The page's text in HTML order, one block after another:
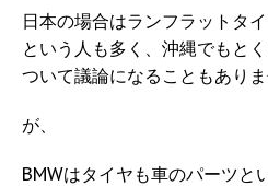
日本の場合はランフラットタ
という人も多く、沖縄でもと
ついて議論になることもありま
が、
BMWはタイヤも車のパーツと